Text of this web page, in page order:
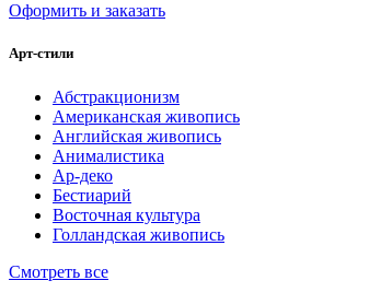
Оформить и заказать
Арт-стили
Абстракционизм
Американская живопись
Английская живопись
Анималистика
Ар-деко
Бестиарий
Восточная культура
Голландская живопись
Смотреть все